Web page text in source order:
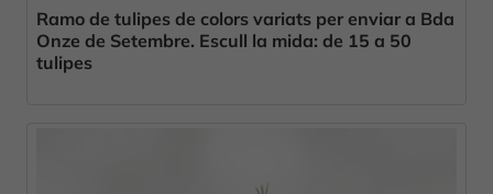
Ramo de tulipes de colors variats per enviar a Bda
Onze de Setembre. Escull la mida: de 15 a 50
tulipes